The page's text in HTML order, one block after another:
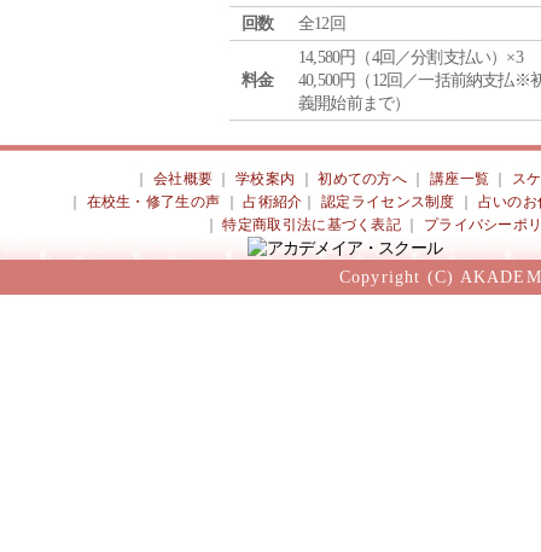
回数
全12回
料金
14,580円（4回／分割支払い）×3
40,500円（12回／一括前納支払※
義開始前まで）
会社概要 ｜学校案内 ｜初めての方へ 講座一覧
ス
在校生・修了生の声 ｜占術紹介 ｜認定ライセンス制度
占いのお
｜特定商取引法に基づく表記 プライバシーポ
Copyright (C)